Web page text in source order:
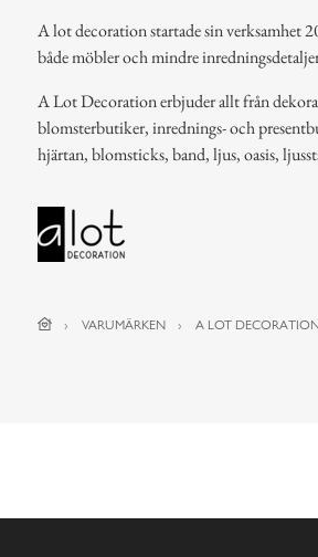
A lot decoration startade sin verksamhet
både möbler och mindre
A Lot Decoration erbjuder allt från
blomsterbutiker, inrednings- och
hjärtan, blomsticks, band, ljus, oasis,
VARUMÄRKEN A LOT